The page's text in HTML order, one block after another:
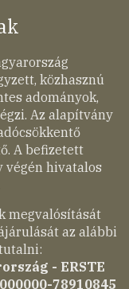
közhasznú
adományok,
Az alapítvány
A befizetett
végén hivatalos
megvalósítását
az alábbi
- ERSTE
78910845